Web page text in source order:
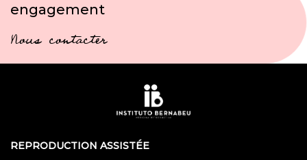
engagement
Nous contacter
REPRODUCTION ASSISTÉE